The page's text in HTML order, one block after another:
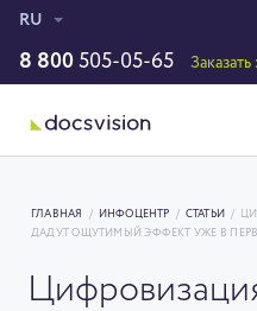
RU
8 800 505-05-65
ГЛАВНАЯ / ИНФОЦЕНТР / СТАТЬИ /
ДАДУТ ОЩУТИМЫЙ ЭФФЕКТ УЖЕ В